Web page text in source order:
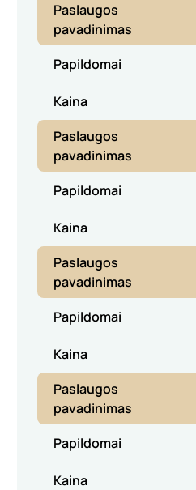
Paslaugos
pavadinimas
Papildomai
Kaina
Paslaugos
pavadinimas
Papildomai
Kaina
Paslaugos
pavadinimas
Papildomai
Kaina
Paslaugos
pavadinimas
Papildomai
Kaina